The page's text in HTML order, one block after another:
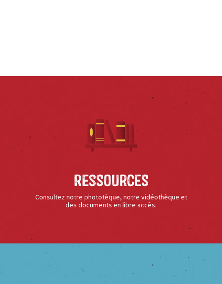
Ressources
Consultez notre phototèque, notre vidéothèque et
des documents en libre accès.